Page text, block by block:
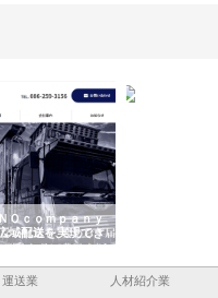
Ｏｃｏｍｐａｎｙ
域配送を実現でき
運送業 人材紹介業